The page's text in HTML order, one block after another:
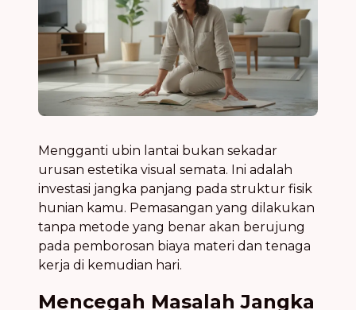
Mengganti ubin lantai bukan sekadar
urusan estetika visual semata. Ini adalah
investasi jangka panjang pada struktur fisik
hunian kamu. Pemasangan yang dilakukan
tanpa metode yang benar akan berujung
pada pemborosan biaya materi dan tenaga
kerja di kemudian hari.
Mencegah Masalah Jangka